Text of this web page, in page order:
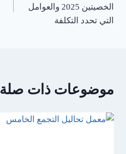
الخصيتين 2025 والعوامل
التي تحدد التكلفة
موضوعات ذات صلة